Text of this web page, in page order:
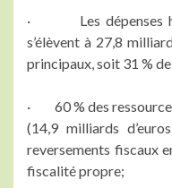
· Les dépenses
s’élèvent à 27,8
principaux, soit 31 %
· 60 % des
(14,9 milliards
reversements fiscaux
fiscalité propre;